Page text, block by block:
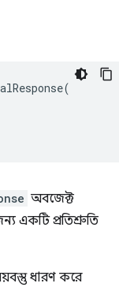
(
অবজেক্ট
একটি প্রতিশ্রুতি
ধারণ করে